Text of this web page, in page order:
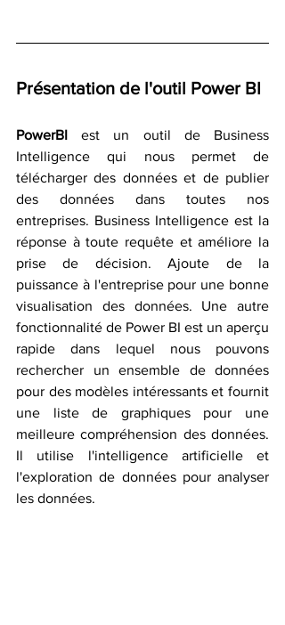
Présentation de l'outil Power BI
PowerBI est un outil de Business
Intelligence qui nous permet de
télécharger des données et de publier
des données dans toutes nos
entreprises. Business Intelligence est la
réponse à toute requête et améliore la
prise de décision. Ajoute de la
puissance à l'entreprise pour une bonne
visualisation des données. Une autre
fonctionnalité de Power BI est un aperçu
rapide dans lequel nous pouvons
rechercher un ensemble de données
pour des modèles intéressants et fournit
une liste de graphiques pour une
meilleure compréhension des données.
Il utilise l'intelligence artificielle et
l'exploration de données pour analyser
les données.